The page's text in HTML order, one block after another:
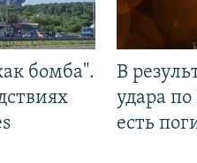
бомба".
В
удара
есть